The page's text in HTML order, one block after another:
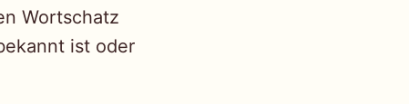
Wortschatz
ist oder